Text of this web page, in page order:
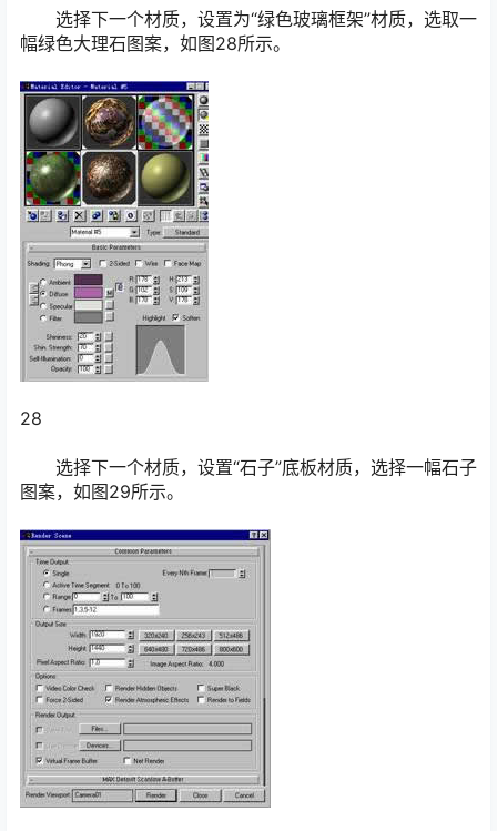
选择下一个材质，设置为“绿色玻璃框架”材质，选取一
幅绿色大理石图案，如图28所示。
28
选择下一个材质，设置“石子”底板材质，选择一幅石子
图案，如图29所示。